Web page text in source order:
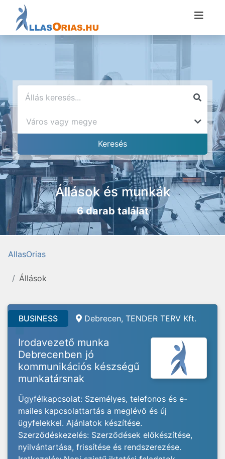
Állások és munkák
6 darab találat
AllasOrias
Állások
BUSINESS Debrecen, TENDER TERV Kft.
Irodavezető munka
Debrecenben jó
kommunikációs készségű
munkatársnak
Ügyfélkapcsolat: Személyes, telefonos és e-
mailes kapcsolattartás a meglévő és új
ügyfelekkel. Ajánlatok készítése.
Szerződéskezelés: Szerződések előkészítése,
nyilvántartása, frissítése és rendszerezése.